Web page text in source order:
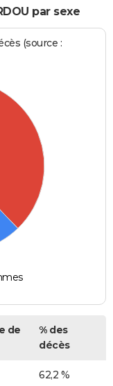
par sexe
(source :
de
% des
décès
62,2 %